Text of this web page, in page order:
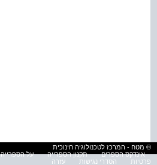
© מטח - המרכז לטכנולוגיה חינוכית
אינדקס הספרים
תקנון הספרייה על הספרייה
פרטיות
הסדרי נגישות עזרה